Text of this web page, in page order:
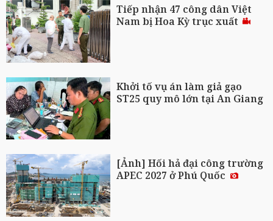
Tiếp nhận 47 công dân Việt
Nam bị Hoa Kỳ trục xuất
Khởi tố vụ án làm giả gạo
ST25 quy mô lớn tại An Giang
[Ảnh] Hối hả đại công trường
APEC 2027 ở Phú Quốc